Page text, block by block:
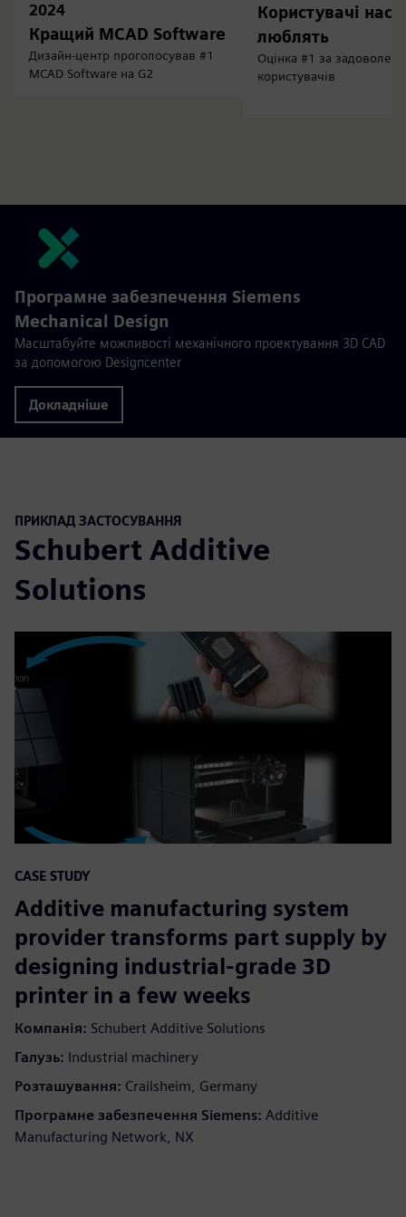
2024
Кращий MCAD Software
Дизайн-центр проголосував #1
MCAD Software на G2
Користувачі нас
люблять
Оцінка #1 за
користувачів
Програмне забезпечення Siemens
Mechanical Design
Масштабуйте можливості механічного проектування 3D CAD
за допомогою Designcenter
Докладніше
ПРИКЛАД ЗАСТОСУВАННЯ
Schubert Additive
Solutions
CASE STUDY
Additive manufacturing system
provider transforms part supply by
designing industrial-grade 3D
printer in a few weeks
Компанія: Schubert Additive Solutions
Галузь: Industrial machinery
Розташування: Crailsheim, Germany
Програмне забезпечення Siemens: Additive
Manufacturing Network, NX